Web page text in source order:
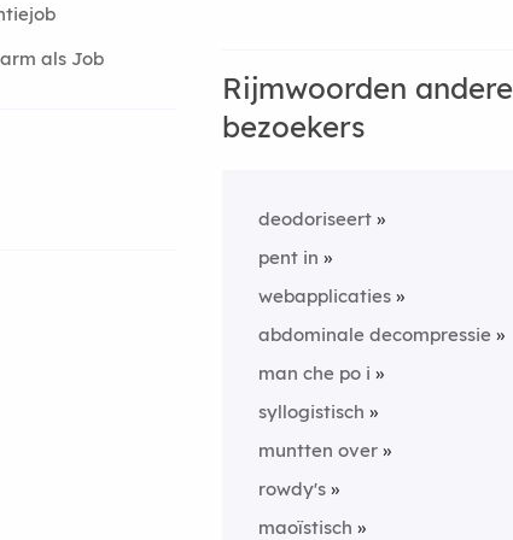
als Job
Rijmwoorden andere
bezoekers
deodoriseert
pent in
webapplicaties
abdominale decompressie
man che po i
syllogistisch
muntten over
rowdy's
maoïstisch